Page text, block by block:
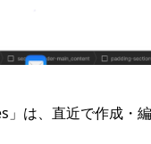
」は、直近で作成・